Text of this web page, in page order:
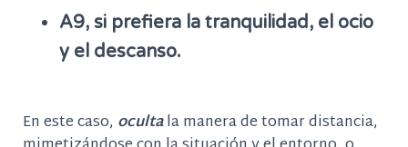
A9, si prefiera la tranquilidad, el ocio
y el descanso.
En este caso, ocultala manera de tomar distancia,